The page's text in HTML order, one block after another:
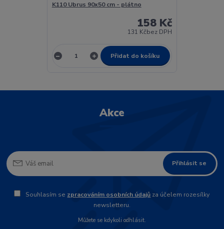
K110 Ubrus 90x50 cm - plátno
158 Kč
131 Kčbez DPH
Přidat do košíku
Akce
Přihlásit se
Souhlasím se zpracováním osobních údajů za účelem rozesílky
newsletteru.
Můžete se kdykoli odhlásit.